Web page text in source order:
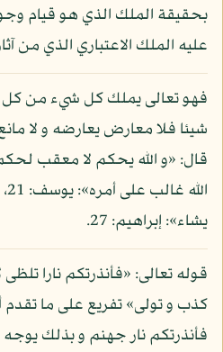
بحقيقة الملك الذي هو قيام
عليه الملك الاعتباري الذي من
فهو تعالى يملك كل شيء من
شيئا فلا معارض يعارضه و لا
يشاء»: إبراهيم: 27.
قوله تعالى: «فأنذرتكم نارا تلظى
كذب و تولى» تفريع على ما تقدم
فأنذرتكم نار جهنم و بذلك يوجه